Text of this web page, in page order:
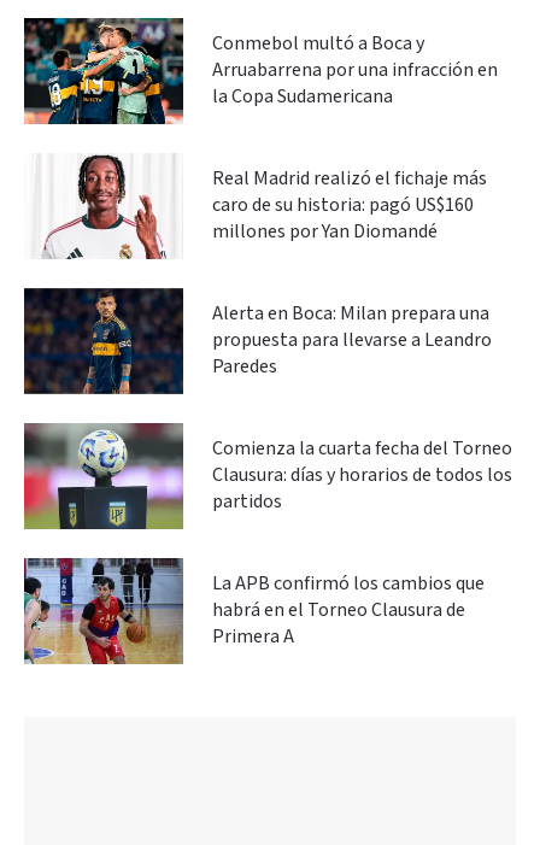
Conmebol multó a Boca y
Arruabarrena por una infracción en
la Copa Sudamericana
Real Madrid realizó el fichaje más
caro de su historia: pagó US$160
millones por Yan Diomandé
Alerta en Boca: Milan prepara una
propuesta para llevarse a Leandro
Paredes
Comienza la cuarta fecha del Torneo
Clausura: días y horarios de todos los
partidos
La APB confirmó los cambios que
habrá en el Torneo Clausura de
Primera A